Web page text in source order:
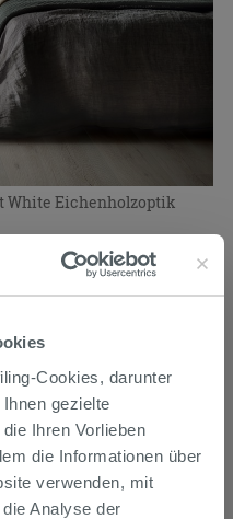
Cookies, darunter
gezielte
Ihren Vorlieben
die Informationen über
verwenden, mit
Analyse der
White Eichenholzoptik